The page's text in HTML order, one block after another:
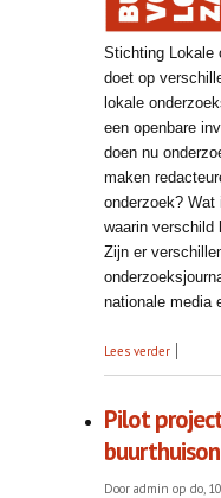
Stichting Lokale
doet op
lokale
een openbare
doen nu
maken
onderzoek?
waarin verschild
Zijn er
nationale media
Lees verder over
Pilot
Door admin op do,